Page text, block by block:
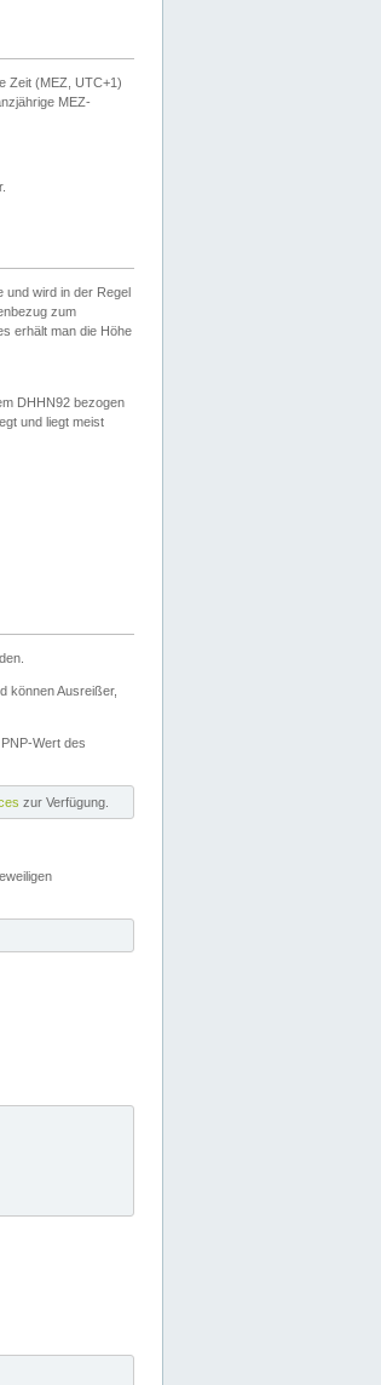
Zeit (MEZ, UTC+1)
MEZ-
und wird in der Regel
zum
erhält man die Höhe
DHHN92 bezogen
und liegt meist
können Ausreißer,
Wert des
zur Verfügung.